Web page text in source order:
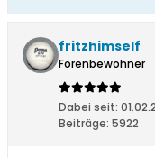
fritzhimself
Forenbewohner
Dabei seit:
Beiträge: 5922